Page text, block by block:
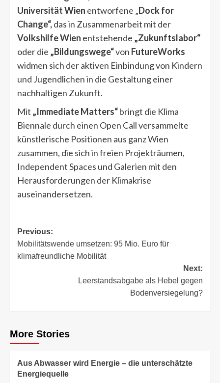
Universität Wien entworfene „Dock for
Change“,das in Zusammenarbeit mit der
Volkshilfe Wien entstehende „Zukunftslabor“
oder die „Bildungswege“von FutureWorks
widmen sich der aktiven Einbindung von Kindern
und Jugendlichen in die Gestaltung einer
nachhaltigen Zukunft.
Mit „Immediate Matters“bringt die Klima
Biennale durch einen Open Call versammelte
künstlerische Positionen aus ganz Wien
zusammen, die sich in freien Projekträumen,
Independent Spaces und Galerien mit den
Herausforderungen der Klimakrise
auseinandersetzen.
Post
navigation
Previous:
Mobilitätswende umsetzen: 95 Mio. Euro für
klimafreundliche Mobilität
Next:
Leerstandsabgabe als Hebel gegen
Bodenversiegelung?
More Stories
Aus Abwasser wird Energie – die unterschätzte
Energiequelle